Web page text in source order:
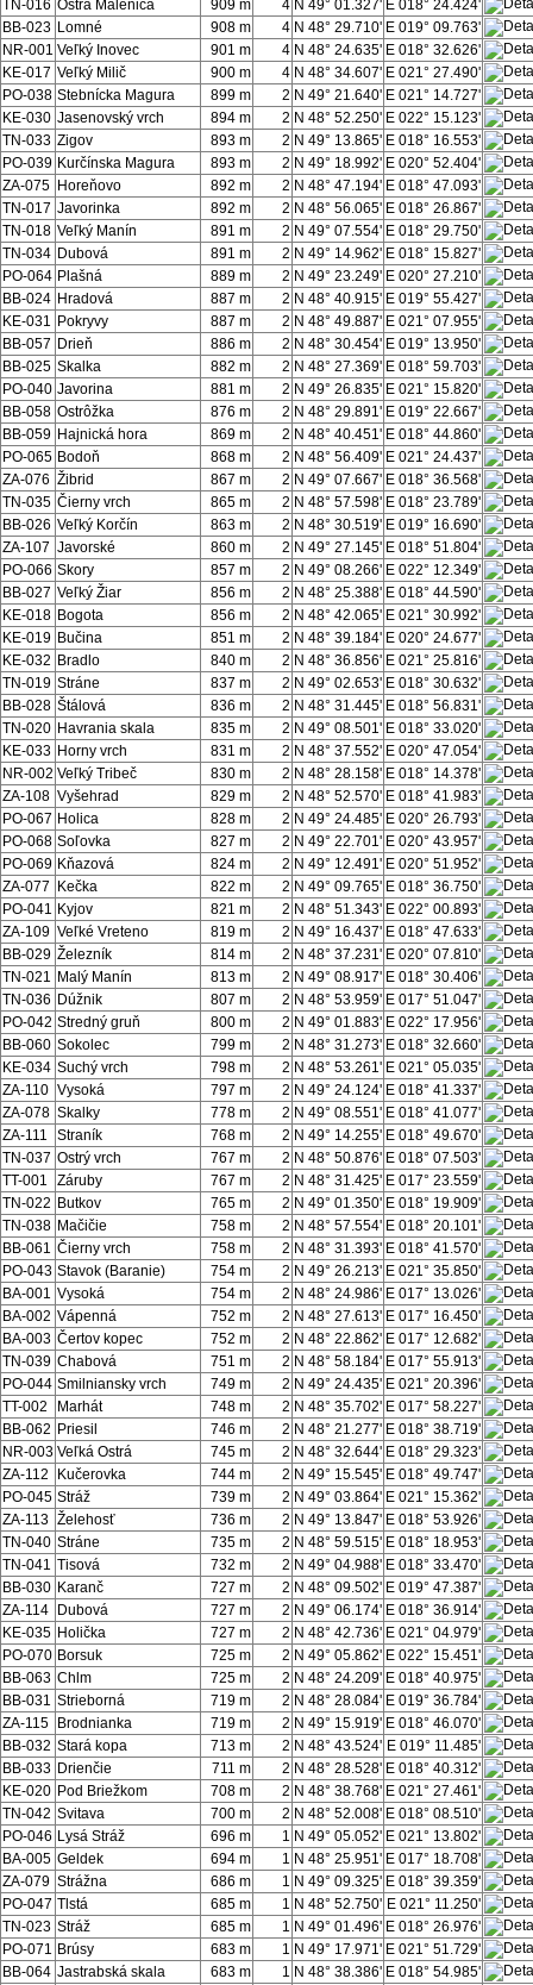
TN-016 Ostrá Malenica 909 m 4 N 49° 01.327' E 018° 24.424'
BB-023 Lomné 908 m 4 N 48° 29.710' E 019° 09.763'
NR-001 Veľký Inovec 901 m 4 N 48° 24.635' E 018° 32.626'
KE-017 Veľký Milič 900 m 4 N 48° 34.607' E 021° 27.490'
PO-038 Stebnícka Magura 899 m 2 N 49° 21.640' E 021° 14.727'
KE-030 Jasenovský vrch 894 m 2 N 48° 52.250' E 022° 15.123'
TN-033 Zigov 893 m 2 N 49° 13.865' E 018° 16.553'
PO-039 Kurčínska Magura 893 m 2 N 49° 18.992' E 020° 52.404'
ZA-075 Horeňovo 892 m 2 N 48° 47.194' E 018° 47.093'
TN-017 Javorinka 892 m 2 N 48° 56.065' E 018° 26.867'
TN-018 Veľký Manín 891 m 2 N 49° 07.554' E 018° 29.750'
TN-034 Dubová 891 m 2 N 49° 14.962' E 018° 15.827'
PO-064 Plašná 889 m 2 N 49° 23.249' E 020° 27.210'
BB-024 Hradová 887 m 2 N 48° 40.915' E 019° 55.427'
KE-031 Pokryvy 887 m 2 N 48° 49.887' E 021° 07.955'
BB-057 Drieň 886 m 2 N 48° 30.454' E 019° 13.950'
BB-025 Skalka 882 m 2 N 48° 27.369' E 018° 59.703'
PO-040 Javorina 881 m 2 N 49° 26.835' E 021° 15.820'
BB-058 Ostrôžka 876 m 2 N 48° 29.891' E 019° 22.667'
BB-059 Hajnická hora 869 m 2 N 48° 40.451' E 018° 44.860'
PO-065 Bodoň 868 m 2 N 48° 56.409' E 021° 24.437'
ZA-076 Žibrid 867 m 2 N 49° 07.667' E 018° 36.568'
TN-035 Čierny vrch 865 m 2 N 48° 57.598' E 018° 23.789'
BB-026 Veľký Korčín 863 m 2 N 48° 30.519' E 019° 16.690'
ZA-107 Javorské 860 m 2 N 49° 27.145' E 018° 51.804'
PO-066 Skory 857 m 2 N 49° 08.266' E 022° 12.349'
BB-027 Veľký Žiar 856 m 2 N 48° 25.388' E 018° 44.590'
KE-018 Bogota 856 m 2 N 48° 42.065' E 021° 30.992'
KE-019 Bučina 851 m 2 N 48° 39.184' E 020° 24.677'
KE-032 Bradlo 840 m 2 N 48° 36.856' E 021° 25.816'
TN-019 Stráne 837 m 2 N 49° 02.653' E 018° 30.632'
BB-028 Štálová 836 m 2 N 48° 31.445' E 018° 56.831'
TN-020 Havrania skala 835 m 2 N 49° 08.501' E 018° 33.020'
KE-033 Horny vrch 831 m 2 N 48° 37.552' E 020° 47.054'
NR-002 Veľký Tribeč 830 m 2 N 48° 28.158' E 018° 14.378'
ZA-108 Vyšehrad 829 m 2 N 48° 52.570' E 018° 41.983'
PO-067 Holica 828 m 2 N 49° 24.485' E 020° 26.793'
PO-068 Soľovka 827 m 2 N 49° 22.701' E 020° 43.957'
PO-069 Kňazová 824 m 2 N 49° 12.491' E 020° 51.952'
ZA-077
Kečka 822 m 2 N 49° 09.765' E 018° 36.750'
PO-041 Kyjov 821 m 2 N 48° 51.343' E 022° 00.893'
ZA-109 Veľké Vreteno 819 m 2 N 49° 16.437' E 018° 47.633'
BB-029 Železník 814 m 2 N 48° 37.231' E 020° 07.810'
TN-021 Malý Manín 813 m 2 N 49° 08.917' E 018° 30.406'
TN-036 Dúžnik 807 m 2 N 48° 53.959' E 017° 51.047'
PO-042 Stredný gruň 800 m 2 N 49° 01.883' E 022° 17.956'
BB-060 Sokolec 799 m 2 N 48° 31.273' E 018° 32.660'
KE-034 Suchý vrch 798 m 2 N 48° 53.261' E 021° 05.035'
ZA-110 Vysoká 797 m 2 N 49° 24.124' E 018° 41.337'
ZA-078 Skalky 778 m 2 N 49° 08.551' E 018° 41.077'
ZA-111
Straník 768 m 2 N 49° 14.255' E 018° 49.670'
TN-037 Ostrý vrch 767 m 2 N 48° 50.876' E 018° 07.503'
TT-001
Záruby 767 m 2 N 48° 31.425' E 017° 23.559'
TN-022 Butkov 765 m 2 N 49° 01.350' E 018° 19.909'
TN-038 Mačičie 758 m 2 N 48° 57.554' E 018° 20.101'
BB-061 Čierny vrch 758 m 2 N 48° 31.393' E 018° 41.570'
PO-043 Stavok (Baranie) 754 m 2 N 49° 26.213' E 021° 35.850'
BA-001 Vysoká 754 m 2 N 48° 24.986' E 017° 13.026'
BA-002 Vápenná 752 m 2 N 48° 27.613' E 017° 16.450'
BA-003 Čertov kopec 752 m 2 N 48° 22.862' E 017° 12.682'
TN-039 Chabová 751 m 2 N 48° 58.184' E 017° 55.913'
PO-044 Smilniansky vrch 749 m 2 N 49° 24.435' E 021° 20.396'
TT-002
Marhát 748 m 2 N 48° 35.702' E 017° 58.227'
BB-062 Priesil 746 m 2 N 48° 21.277' E 018° 38.719'
NR-003 Veľká Ostrá 745 m 2 N 48° 32.644' E 018° 29.323'
ZA-112
Kučerovka 744 m 2 N 49° 15.545' E 018° 49.747'
PO-045 Stráž 739 m 2 N 49° 03.864' E 021° 15.362'
ZA-113 Želehosť 736 m 2 N 49° 13.847' E 018° 53.926'
TN-040 Stráne 735 m 2 N 48° 59.515' E 018° 18.953'
TN-041 Tisová 732 m 2 N 49° 04.988' E 018° 33.470'
BB-030 Karanč 727 m 2 N 48° 09.502' E 019° 47.387'
ZA-114
Dubová 727 m 2 N 49° 06.174' E 018° 36.914'
KE-035 Holička 727 m 2 N 48° 42.736' E 021° 04.979'
PO-070 Borsuk 725 m 2 N 49° 05.862' E 022° 15.451'
BB-063 Chlm 725 m 2 N 48° 24.209' E 018° 40.975'
BB-031 Strieborná 719 m 2 N 48° 28.084' E 019° 36.784'
ZA-115
Brodnianka 719 m 2 N 49° 15.919' E 018° 46.070'
BB-032 Stará kopa 713 m 2 N 48° 43.524' E 019° 11.485'
BB-033 Drienčie 711 m 2 N 48° 28.528' E 018° 40.312'
KE-020 Pod Briežkom 708 m 2 N 48° 38.768' E 021° 27.461'
TN-042 Svitava 700 m 2 N 48° 52.008' E 018° 08.510'
PO-046 Lysá Stráž 696 m 1 N 49° 05.052' E 021° 13.802'
BA-005 Geldek 694 m 1 N 48° 25.951' E 017° 18.708'
ZA-079 Strážna 686 m 1 N 49° 09.325' E 018° 39.359'
PO-047 Tlstá 685 m 1 N 48° 52.750' E 021° 11.250'
TN-023 Stráž 685 m 1 N 49° 01.496' E 018° 26.976'
PO-071 Brúsy 683 m 1 N 49° 17.971' E 021° 51.729'
BB-064 Jastrabská skala 683 m 1 N 48° 38.386' E 018° 54.985'